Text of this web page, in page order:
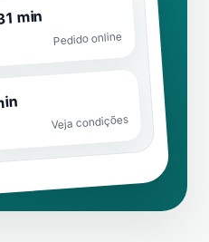
min
Pedido online
Veja condições